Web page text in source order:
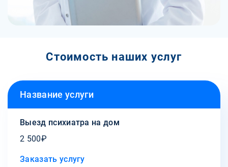
Стоимость наших услуг
Название услуги
Выезд психиатра на дом
2 500₽
Заказать услугу